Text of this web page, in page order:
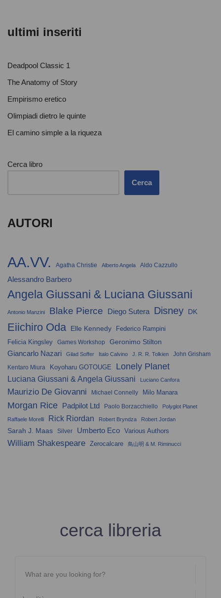
ultimi inseriti
Deadpool Classic 1
The Anatomy of Story
Empirismo eretico
Olimpiadi dietro le quinte
El camino simple a la riqueza
Cerca libro
Cerca
AUTORI
AA.VV. Agatha Christie Alberto Angela Aldo Cazzullo
Alessandro Barbero
Angela Giussani & Luciana Giussani
Antonio Manzini Blake Pierce Diego Sutera Disney DK
Eiichiro Oda Elle Kennedy Federico Rampini
Felicia Kingsley Games Workshop
Geronimo Stilton
Giancarlo Nazari
Gilad Soffer Italo Calvino J. R. R. Tolkien
John Grisham
Kentaro Miura
Koyoharu GOTOUGE Lonely Planet
Luciana Giussani & Angela Giussani Luciano Canfora
Maurizio De Giovanni Michael Connelly Milo Manara
Morgan Rice Padpilot Ltd Paolo Borzacchiello Polyglot Planet
Raffaele Morelli Rick Riordan Robert Bryndza Robert Jordan
Sarah J. Maas Silver Umberto Eco Various Authors
William Shakespeare Zerocalcare 鳥山明 & M. Riminucci
cerca libreria